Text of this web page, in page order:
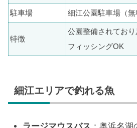
駐車場 細江公園駐車場（無
特徴
公園整備されてお
フィッシングOK
細江エリアで釣れる魚